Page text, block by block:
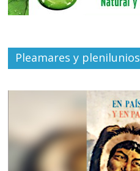
Pleamares y plenilunios